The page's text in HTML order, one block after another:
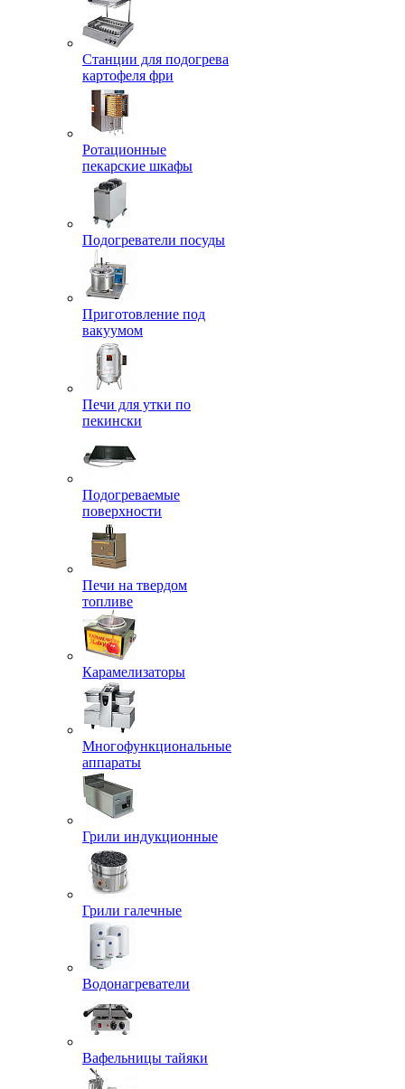
Станции для подогрева
картофеля фри
Ротационные
пекарские шкафы
Подогреватели посуды
Приготовление под
вакуумом
Печи для утки по
пекински
Подогреваемые
поверхности
Печи на твердом
топливе
Карамелизаторы
Многофункциональные
аппараты
Грили индукционные
Грили галечные
Водонагреватели
Вафельницы тайяки